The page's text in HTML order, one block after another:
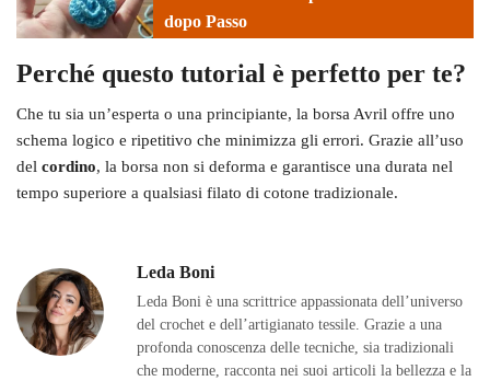
dopo Passo
Perché questo tutorial è perfetto per te?
Che tu sia un’esperta o una principiante, la borsa Avril offre uno
schema logico e ripetitivo che minimizza gli errori. Grazie all’uso
del cordino, la borsa non si deforma e garantisce una durata nel
tempo superiore a qualsiasi filato di cotone tradizionale.
Leda Boni
Leda Boni è una scrittrice appassionata dell’universo
del crochet e dell’artigianato tessile. Grazie a una
profonda conoscenza delle tecniche, sia tradizionali
che moderne, racconta nei suoi articoli la bellezza e la